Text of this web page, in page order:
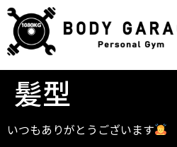
髪型
いつもありがとうございます